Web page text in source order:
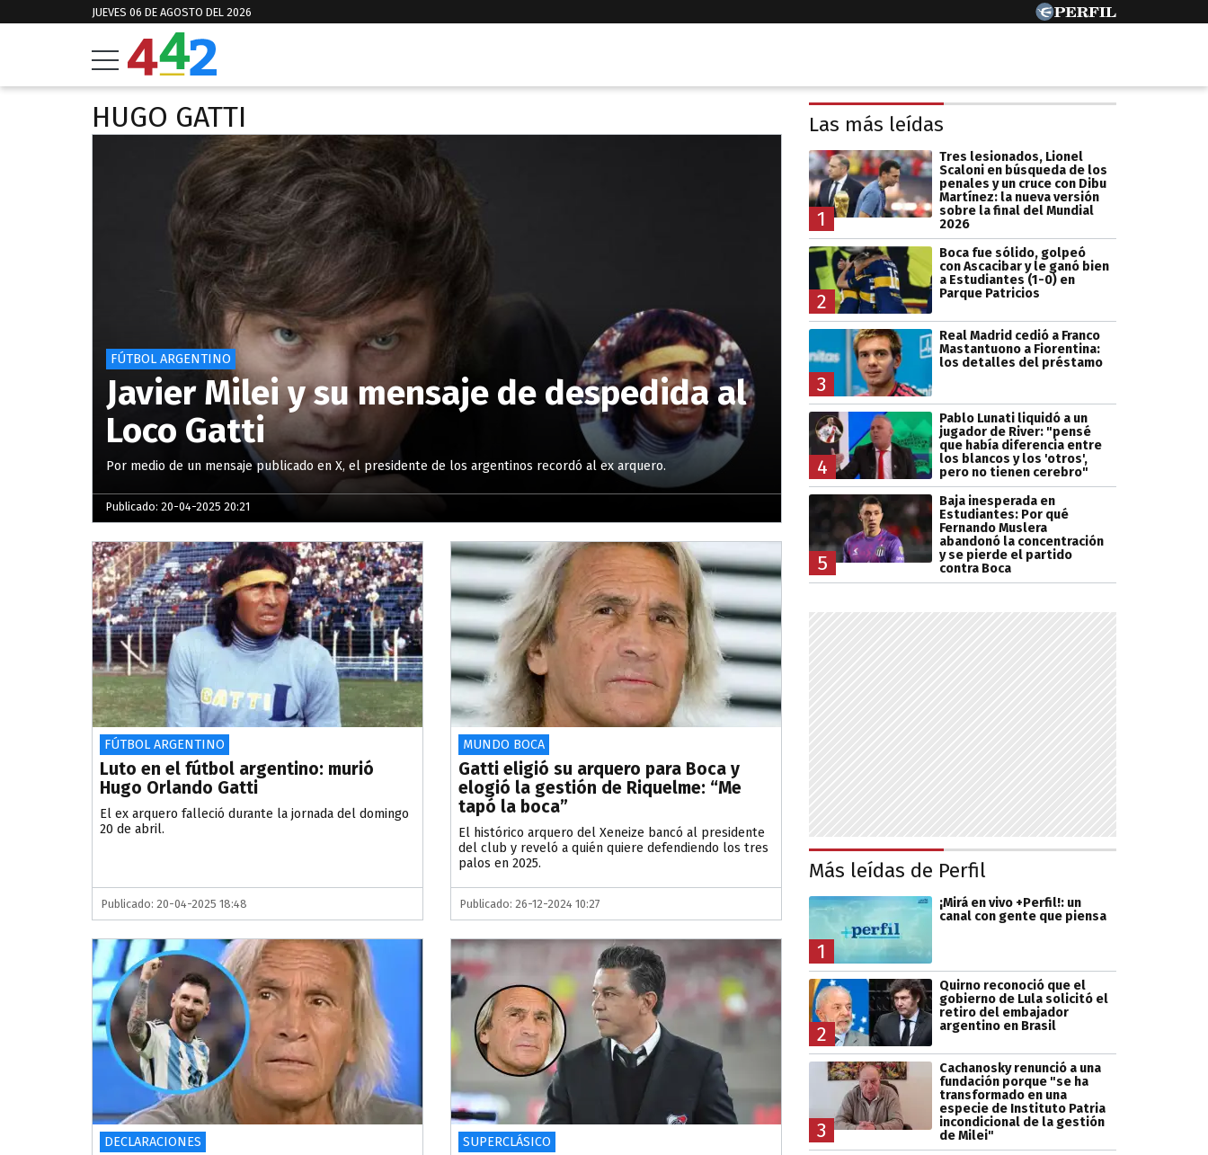
JUEVES 06 DE AGOSTO DEL 2026
HUGO GATTI
FÚTBOL ARGENTINO
Javier Milei y su mensaje de despedida al
Loco Gatti
Por medio de un mensaje publicado en X, el presidente de los argentinos recordó al ex arquero.
Publicado: 20-04-2025 20:21
FÚTBOL ARGENTINO
Luto en el fútbol argentino: murió
Hugo Orlando Gatti
El ex arquero falleció durante la jornada del domingo
20 de abril.
Publicado: 20-04-2025 18:48
MUNDO BOCA
Gatti eligió su arquero para Boca y
elogió la gestión de Riquelme: “Me
tapó la boca”
El histórico arquero del Xeneize bancó al presidente
del club y reveló a quién quiere defendiendo los tres
palos en 2025.
Publicado: 26-12-2024 10:27
DECLARACIONES SUPERCLÁSICO
Las más leídas
1
Tres lesionados, Lionel
Scaloni en búsqueda de los
penales y un cruce con Dibu
Martínez: la nueva versión
sobre la final del Mundial
2026
2
Boca fue sólido, golpeó
con Ascacibar y le ganó bien
a Estudiantes (1-0) en
Parque Patricios
3
Real Madrid cedió a Franco
Mastantuono a Fiorentina:
los detalles del préstamo
4
Pablo Lunati liquidó a un
jugador de River: "pensé
que había diferencia entre
los blancos y los 'otros',
pero no tienen cerebro"
5
Baja inesperada en
Estudiantes: Por qué
Fernando Muslera
abandonó la concentración
y se pierde el partido
contra Boca
Más leídas de Perfil
1
¡Mirá en vivo +Perfil!: un
canal con gente que piensa
2
Quirno reconoció que el
gobierno de Lula solicitó el
retiro del embajador
argentino en Brasil
3
Cachanosky renunció a una
fundación porque "se ha
transformado en una
especie de Instituto Patria
incondicional de la gestión
de Milei"